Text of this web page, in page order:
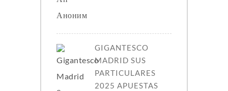
GIGANTESCO
MADRID SUS
PARTICULARES
2025 APUESTAS